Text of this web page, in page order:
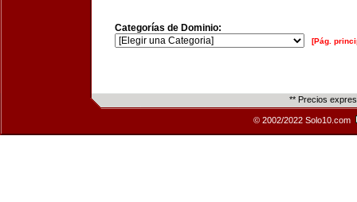
Categorías de Dominio:
[Pág.
** Precios
© 2002/2022 Solo10.com